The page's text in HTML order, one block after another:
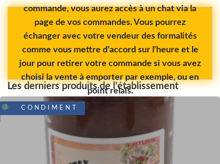
commande, vous aurez accès à un chat via la
page de vos commandes. Vous pourrez
échanger avec votre vendeur des formalités
comme vous mettre d'accord sur l'heure et le
jour pour retirer votre commande si vous avez
choisi la vente à emporter par exemple, ou en
point relais.
Les derniers produits de l'établissement
CONDIMENT